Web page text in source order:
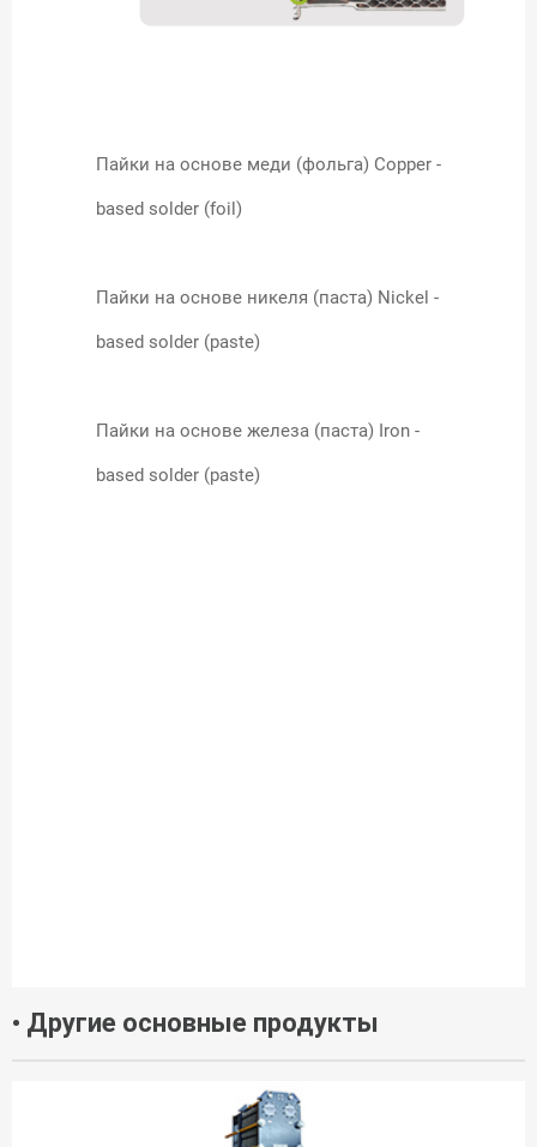
Пайки на основе меди (фольга) Copper -
based solder (foil)
Пайки на основе никеля (паста) Nickel -
based solder (paste)
Пайки на основе железа (паста) Iron -
based solder (paste)
• Другие основные продукты